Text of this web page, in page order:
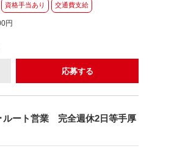
資格手当あり 交通費支給
円
応募する
ルート営業 完全週休2日等手厚